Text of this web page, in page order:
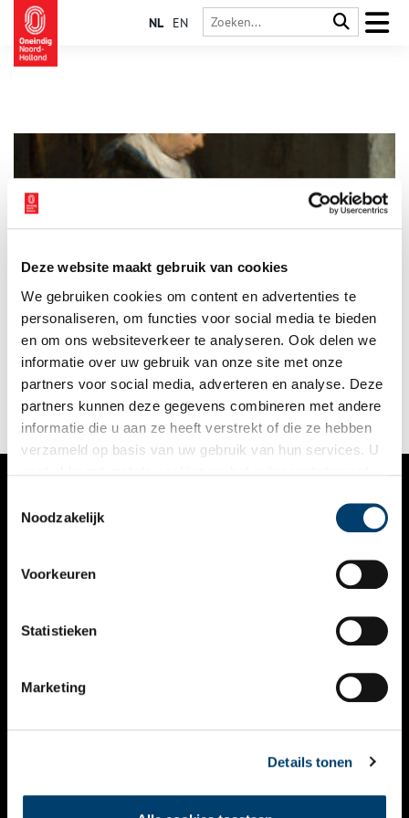
Deze website maakt gebruik van cookies
We gebruiken cookies om content en advertenties te
personaliseren, om functies voor social media te bieden
en om ons websiteverkeer te analyseren. Ook delen we
informatie over uw gebruik van onze site met onze
partners voor social media, adverteren en analyse. Deze
partners kunnen deze gegevens combineren met andere
informatie die u aan ze heeft verstrekt of die ze hebben
verzameld op basis van uw gebruik van hun services. U
Noodzakelijk
Voorkeuren
Statistieken
Marketing
Details tonen
NL EN
Waar mensen leven, gedijt ongedierte. Dieren die van ons
afhankelijk zijn, maar die wij met hand en tand proberen te
bestrijden. Zo voert de mens met sommige kruipertjes al
eeuwenlang een gevecht, dat vooral in de grote stad tot felle
botsingen komt. Van muggen tot paalworm, wij hebben de vijf
rampzaligste dierplagen uit het verleden voor je op een rijtje
gezet.
VERHALEN
KALENDER
THEMA’S
VIDEO’S
CONTACT